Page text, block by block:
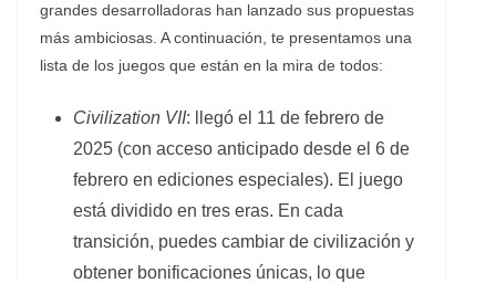
grandes desarrolladoras han lanzado sus propuestas
más ambiciosas. A continuación, te presentamos una
lista de los juegos que están en la mira de todos:
Civilization VII: llegó el 11 de febrero de
2025 (con acceso anticipado desde el 6 de
febrero en ediciones especiales). El juego
está dividido en tres eras. En cada
transición, puedes cambiar de civilización y
obtener bonificaciones únicas, lo que